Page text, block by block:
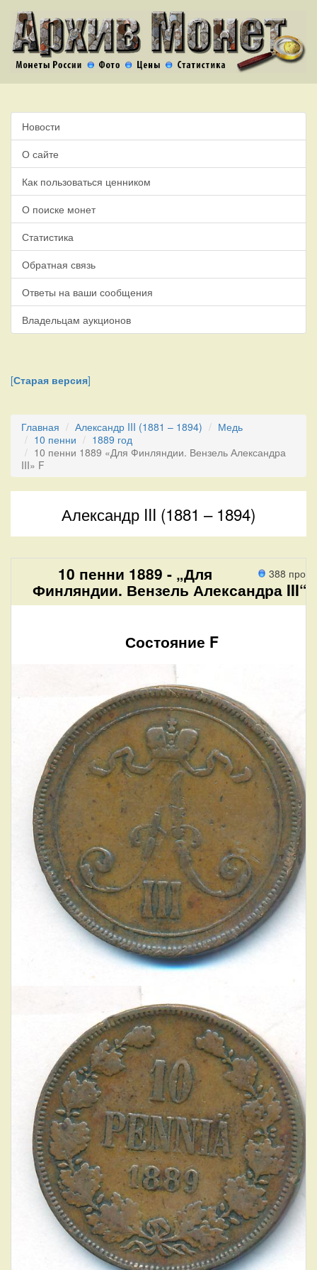
Новости
О сайте
Как пользоваться ценником
О поиске монет
Статистика
Обратная связь
Ответы на ваши сообщения
Владельцам аукционов
[Старая версия]
Главная Александр III (1881 – 1894)
Медь
10 пенни
1889 год
10 пенни 1889 «Для Финляндии. Вензель Александра
III» F
Александр III (1881 – 1894)
388
10 пенни 1889 - „Для
Финляндии. Вензель Александра III“.
Состояние F